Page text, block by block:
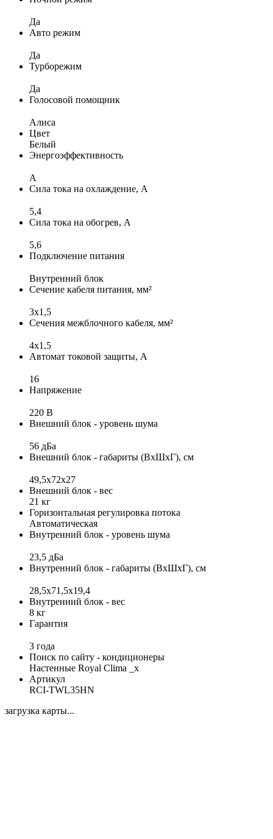
Да
Авто режим
Да
Турборежим
Да
Голосовой помощник
Алиса
Цвет
Белый
Энергоэффективность
A
Сила тока на охлаждение, А
5,4
Сила тока на обогрев, А
5,6
Подключение питания
Внутренний блок
Сечение кабеля питания, мм²
3x1,5
Сечения межблочного кабеля, мм²
4х1,5
Автомат токовой защиты, А
16
Напряжение
220 В
Внешний блок - уровень шума
56 дБа
Внешний блок - габариты (ВхШхГ), см
49,5х72х27
Внешний блок - вес
21 кг
Горизонтальная регулировка потока
Автоматическая
Внутренний блок - уровень шума
23,5 дБа
Внутренний блок - габариты (ВхШхГ), см
28,5x71,5x19,4
Внутренний блок - вес
8 кг
Гарантия
3 года
Поиск по сайту - кондиционеры
Настенные Royal Clima _x
Артикул
RCI-TWL35HN
загрузка карты...